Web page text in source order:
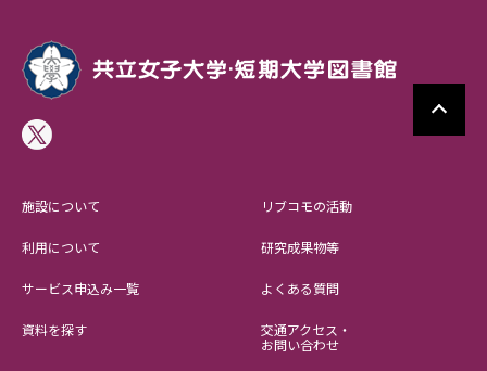
施設について
利用について
サービス申込み一覧
資料を探す
リブコモの活動
研究成果物等
よくある質問
交通アクセス・
お問い合わせ